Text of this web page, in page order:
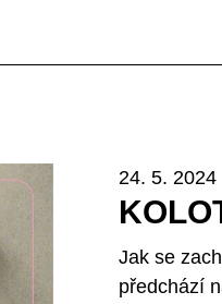
24. 5. 2024
Jak se
předchází